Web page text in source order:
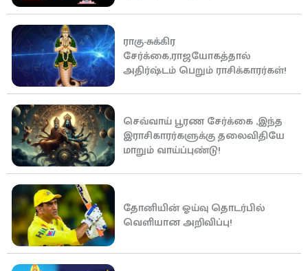
ராகு-சுக்கிர
சேர்க்கை,ராஜயோகத்தால்
அதிர்ஷ்டம் பெறும் ராசிக்காரர்கள்!
செவ்வாய் பூரண சேர்க்கை ,இந்த
இராசிகாரர்களுக்கு தலைவிதியே
மாறும் வாய்ப்புண்டு!
தோனியின் ஓய்வு தொடர்பில்
வெளியான அறிவிப்பு!